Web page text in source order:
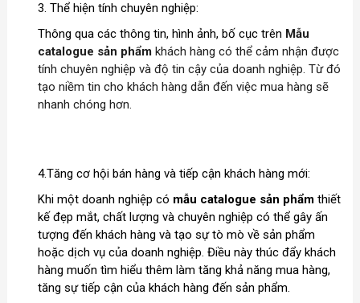
3. Thể hiện tính chuyên nghiệp:
Thông qua các thông tin, hình ảnh, bố cục trên Mẫu
catalogue sản phẩm khách hàng có thể cảm nhận được
tính chuyên nghiệp và độ tin cậy của doanh nghiệp. Từ đó
tạo niềm tin cho khách hàng dẫn đến việc mua hàng sẽ
nhanh chóng hơn.
4.Tăng cơ hội bán hàng và tiếp cận khách hàng mới:
Khi một doanh nghiệp có mẫu catalogue sản phẩm thiết
kế đẹp mắt, chất lượng và chuyên nghiệp có thể gây ấn
tượng đến khách hàng và tạo sự tò mò về sản phẩm
hoặc dịch vụ của doanh nghiệp. Điều này thúc đẩy khách
hàng muốn tìm hiểu thêm làm tăng khả năng mua hàng,
tăng sự tiếp cận của khách hàng đến sản phẩm.